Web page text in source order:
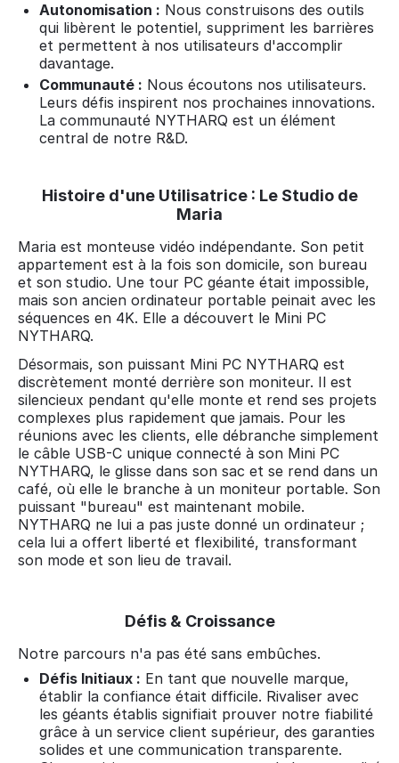
Autonomisation : Nous construisons des outils
qui libèrent le potentiel, suppriment les barrières
et permettent à nos utilisateurs d'accomplir
davantage.
Communauté : Nous écoutons nos utilisateurs.
Leurs défis inspirent nos prochaines innovations.
La communauté NYTHARQ est un élément
central de notre R&D.
Histoire d'une Utilisatrice : Le Studio de
Maria
Maria est monteuse vidéo indépendante. Son petit
appartement est à la fois son domicile, son bureau
et son studio. Une tour PC géante était impossible,
mais son ancien ordinateur portable peinait avec les
séquences en 4K. Elle a découvert le Mini PC
NYTHARQ.
Désormais, son puissant Mini PC NYTHARQ est
discrètement monté derrière son moniteur. Il est
silencieux pendant qu'elle monte et rend ses projets
complexes plus rapidement que jamais. Pour les
réunions avec les clients, elle débranche simplement
le câble USB-C unique connecté à son Mini PC
NYTHARQ, le glisse dans son sac et se rend dans un
café, où elle le branche à un moniteur portable. Son
puissant "bureau" est maintenant mobile.
NYTHARQ ne lui a pas juste donné un ordinateur ;
cela lui a offert liberté et flexibilité, transformant
son mode et son lieu de travail.
Défis & Croissance
Notre parcours n'a pas été sans embûches.
Défis Initiaux : En tant que nouvelle marque,
établir la confiance était difficile. Rivaliser avec
les géants établis signifiait prouver notre fiabilité
grâce à un service client supérieur, des garanties
solides et une communication transparente.